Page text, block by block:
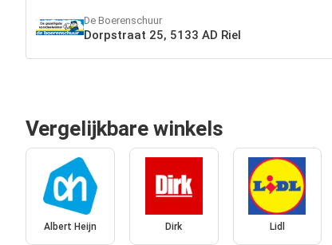
De Boerenschuur
Dorpstraat 25, 5133 AD Riel
Vergelijkbare winkels
Albert Heijn Dirk Lidl